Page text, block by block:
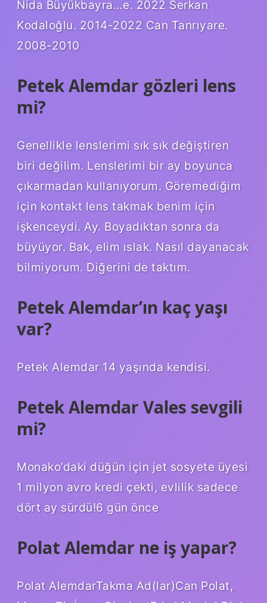
Nida Büyükbayra…e. 2022 Serkan
Kodaloğlu. 2014-2022 Can Tanrıyare.
2008-2010
Petek Alemdar gözleri lens
mi?
Genellikle lenslerimi sık sık değiştiren
biri değilim. Lenslerimi bir ay boyunca
çıkarmadan kullanıyorum. Göremediğim
için kontakt lens takmak benim için
işkenceydi. Ay. Boyadıktan sonra da
büyüyor. Bak, elim ıslak. Nasıl dayanacak
bilmiyorum. Diğerini de taktım.
Petek Alemdar’ın kaç yaşı
var?
Petek Alemdar 14 yaşında kendisi.
Petek Alemdar Vales sevgili
mi?
Monako’daki düğün için jet sosyete üyesi
1 milyon avro kredi çekti, evlilik sadece
dört ay sürdü!6 gün önce
Polat Alemdar ne iş yapar?
Polat AlemdarTakma Ad(lar)Can Polat,